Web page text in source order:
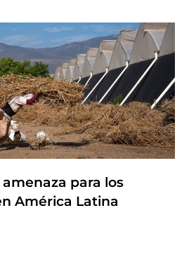
para los
América Latina